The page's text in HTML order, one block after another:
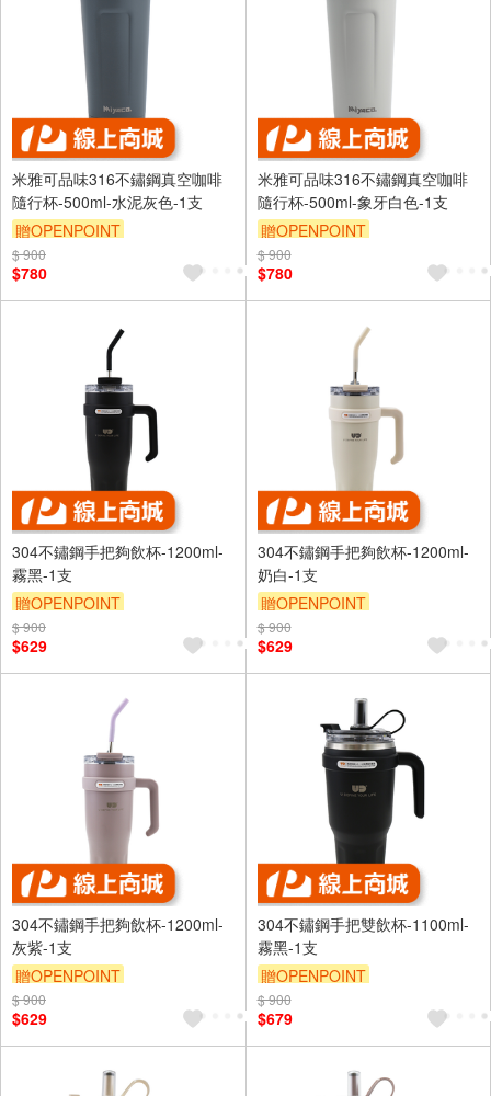
米雅可品味316不鏽鋼真空咖啡
隨行杯-500ml-水泥灰色-1支
贈OPENPOINT
$ 900
$780
米雅可品味316不鏽鋼真空咖啡
隨行杯-500ml-象牙白色-1支
贈OPENPOINT
$ 900
$780
304不鏽鋼手把夠飲杯-1200ml-
霧黑-1支
贈OPENPOINT
$ 900
$629
304不鏽鋼手把夠飲杯-1200ml-
奶白-1支
贈OPENPOINT
$ 900
$629
304不鏽鋼手把夠飲杯-1200ml-
灰紫-1支
贈OPENPOINT
$ 900
$629
304不鏽鋼手把雙飲杯-1100ml-
霧黑-1支
贈OPENPOINT
$ 900
$679